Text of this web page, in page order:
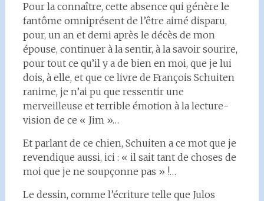
Pour la connaître, cette absence qui génère le
fantôme omniprésent de l’être aimé disparu,
pour, un an et demi après le décès de mon
épouse, continuer à la sentir, à la savoir sourire,
pour tout ce qu’il y a de bien en moi, que je lui
dois, à elle, et que ce livre de François Schuiten
ranime, je n’ai pu que ressentir une
merveilleuse et terrible émotion à la lecture-
vision de ce « Jim »…
Et parlant de ce chien, Schuiten a ce mot que je
revendique aussi, ici : « il sait tant de choses de
moi que je ne soupçonne pas » !…
Le dessin, comme l’écriture telle que Julos